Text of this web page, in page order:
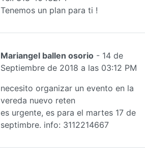
Tenemos un plan para ti !
Mariangel ballen osorio - 14 de
Septiembre de 2018 a las 03:12 PM
necesito organizar un evento en la
vereda nuevo reten
es urgente, es para el martes 17 de
septimbre. info: 3112214667